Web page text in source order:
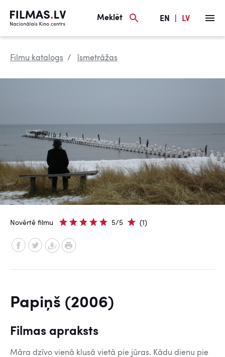
Meklēt EN LV
Filmu katalogs īsmetrāžas
Novērtē filmu 5/5 (1)
Papiņš (2006)
Filmas apraksts
Māra dzīvo vienā klusā vietā pie jūras. Kādu dienu pie